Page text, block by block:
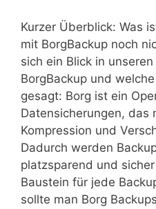
Kurzer Überblick: Was
mit BorgBackup noch
sich ein Blick in unseren
BorgBackup und
gesagt: Borg ist ein
Datensicherungen, das
Kompression und
Dadurch werden
platzsparend und
Baustein für jede
sollte man Borg